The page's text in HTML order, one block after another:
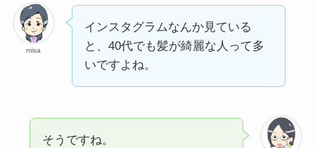
misa
インスタグラムなんか見ている
と、40代でも髪が綺麗な人って多
いですよね。
そうですね。